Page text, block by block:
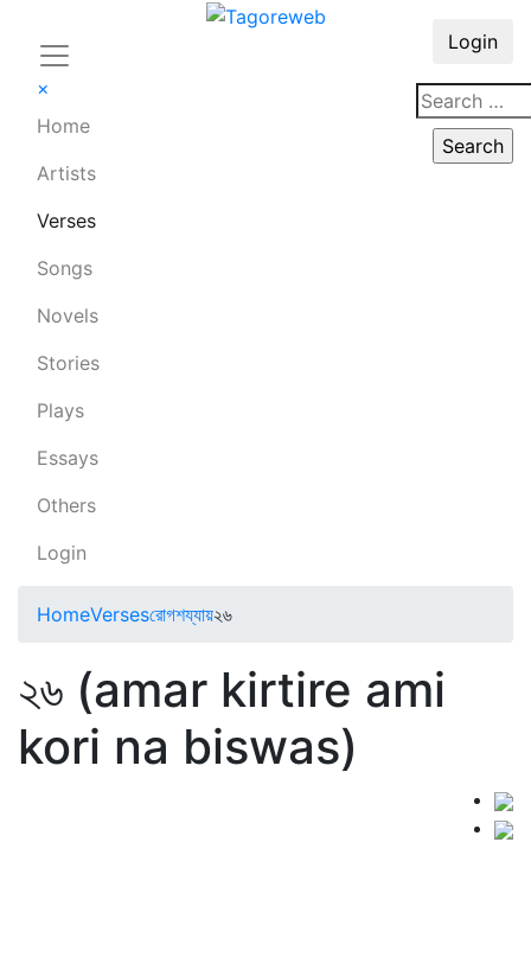
×
Home
Artists
Verses
Songs
Novels
Stories
Plays
Essays
Others
Login
Login
HomeVersesরোগশয্যায়২৬
২৬ (amar kirtire ami
kori na biswas)